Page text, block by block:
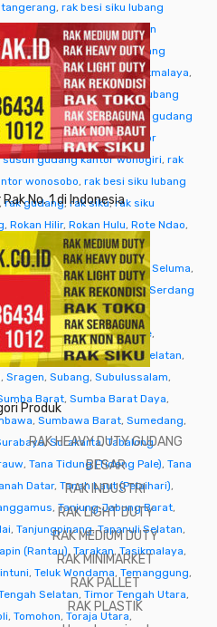
, rak besi siku lubang
rak besi siku lubang susun
besi siku lubang susun gudang
susun gudang kantor tasikmalaya,
kantor tegal,rak besi siku lubang
,rak besi siku lubang susun gudang
lubang susun gudang kantor
susun gudang kantor wonogiri, rak
wonosobo, rak besi siku lubang
,rak gudang, rak siku,rak siku
, Rokan Hilir, Rokan Hulu, Rote Ndao,
,Sambas,Samosir,
,Sawahlunto,Sekadau,Seluma,
Seram Bagian Timur,Serang,Serdang
,Siak, Sibolga,Sidenreng
,Sikka,Simalungun,Simeulue,
,Sleman,Solok,Solok Selatan,
, Sragen, Subang, Subulussalam,
Barat, Sumba Barat Daya,
, Sumbawa Barat, Sumedang,
,Surakarta,Tabalong
, Tana Tidung (Tideng Pale), Tana
Datar, Tanah Laut (Pelaihari),
, Tanjung Jabung Barat,
, Tanjungpinang,Tapanuli Selatan,
(Rantau), Tarakan,Tasikmalaya,
, Teluk Wondama, Temanggung,
Selatan, Timor Tengah Utara,
, Tomohon, Toraja Utara,
No. 1 di Indonesia
Produk
RAK HEAVY DUTY GUDANG
BESAR
RAK INDUSTRI
RAK LIGHT DUTY
RAK MEDIUM DUTY
RAK MINIMARKET
RAK PALLET
RAK PLASTIK